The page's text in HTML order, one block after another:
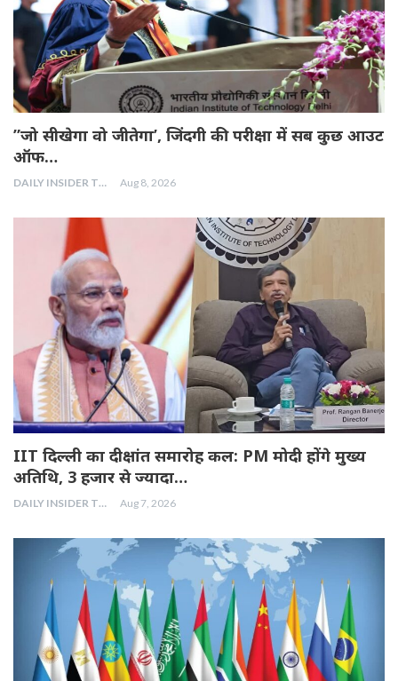
”जो सीखेगा वो जीतेगा’, जिंदगी की परीक्षा में सब कुछ आउट
ऑफ…
DAILY INSIDER TEAM Aug 8, 2026
IIT दिल्ली का दीक्षांत समारोह कल: PM मोदी होंगे मुख्य
अतिथि, 3 हजार से ज्यादा…
DAILY INSIDER TEAM Aug 7, 2026